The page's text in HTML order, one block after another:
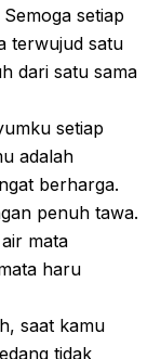
setiap
terwujud satu
dari satu sama
setiap
adalah
berharga.
penuh tawa.
mata
haru
saat kamu
tidak